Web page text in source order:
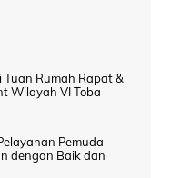
Tuan Rumah Rapat &
Wilayah VI Toba
Pemuda
dengan Baik dan